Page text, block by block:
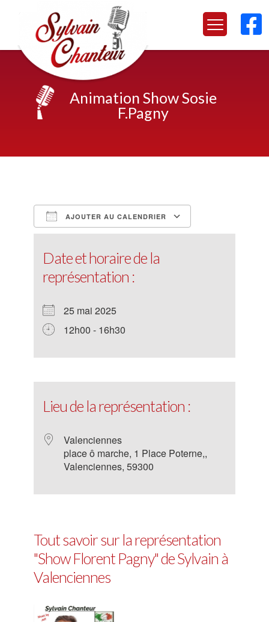

Animation Show Sosie
F.Pagny
AJOUTER AU CALENDRIER
Date et horaire de la
représentation :
25 mai 2025
12h00 - 16h30
Lieu de la représentation :
Valenciennes
place ô marche, 1 Place Poterne,,
Valenciennes, 59300
Tout savoir sur la représentation
"Show Florent Pagny" de Sylvain à
Valenciennes